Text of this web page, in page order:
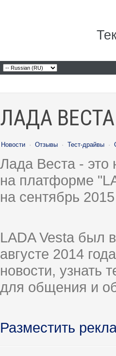
ЛАДА ВЕСТА
Новости · Отзывы · Тест-драйвы ·
Лада Веста -
на платформе
на сентябрь
LADA Vesta был
августе 2014
новости, узнать
для общения и
Разместить